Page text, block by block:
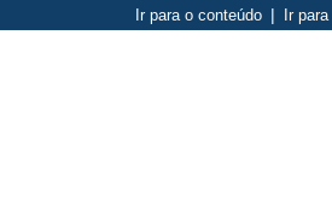
Ir para o conteúdo Ir